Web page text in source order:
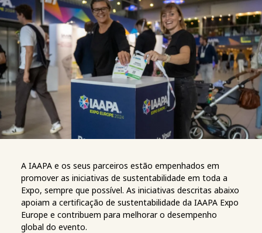
A IAAPA e os seus parceiros estão empenhados em
promover as iniciativas de sustentabilidade em toda a
Expo, sempre que possível. As iniciativas descritas abaixo
apoiam a certificação de sustentabilidade da IAAPA Expo
Europe e contribuem para melhorar o desempenho
global do evento.